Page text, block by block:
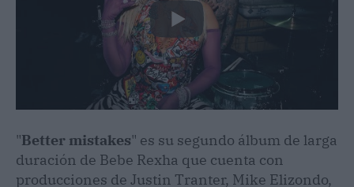
"Better mistakes" es su segundo álbum de larga
duración de Bebe Rexha que cuenta con
producciones de Justin Tranter, Mike Elizondo,